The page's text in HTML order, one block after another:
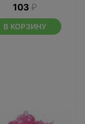
103 ₽
В КОРЗИНУ